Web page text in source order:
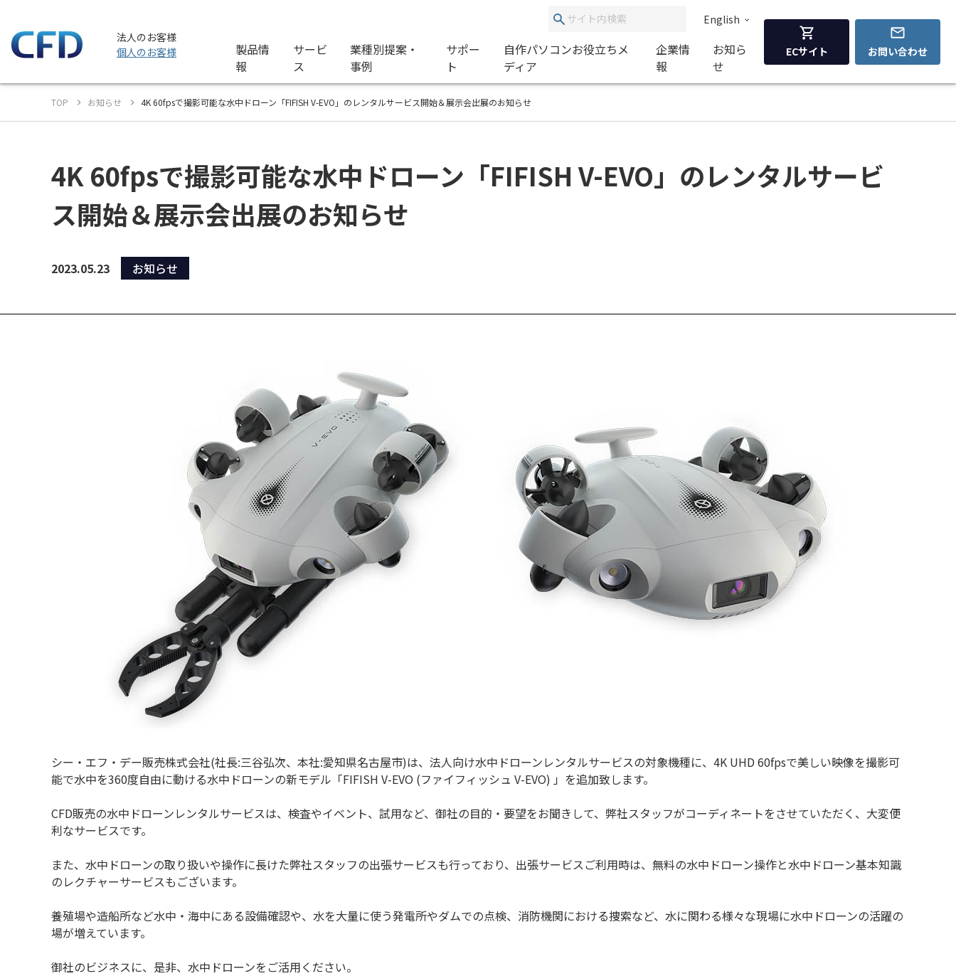
法人のお客様
個人のお客様
English
製品情
報
サービ
ス
業種別提案・
事例
サポー
ト
自作パソコンお役立ちメ
ディア
企業情
報
お知ら
せ
ECサイト お問い合わせ
TOP お知らせ 4K 60fpsで撮影可能な水中ドローン「FIFISH V-EVO」のレンタルサービス開始＆展示会出展のお知らせ
4K 60fpsで撮影可能な水中ドローン「FIFISH V-EVO」のレンタルサービ
ス開始＆展示会出展のお知らせ
2023.05.23 お知らせ
シー・エフ・デー販売株式会社(社長:三谷弘次、本社:愛知県名古屋市)は、法人向け水中ドローンレンタルサービスの対象機種に、4K UHD 60fpsで美しい映像を撮影可
能で水中を360度自由に動ける水中ドローンの新モデル「FIFISH V-EVO (ファイフィッシュ V-EVO) 」を追加致します。
CFD販売の水中ドローンレンタルサービスは、検査やイベント、試用など、御社の目的・要望をお聞きして、弊社スタッフがコーディネートをさせていただく、大変便
利なサービスです。
また、水中ドローンの取り扱いや操作に長けた弊社スタッフの出張サービスも行っており、出張サービスご利用時は、無料の水中ドローン操作と水中ドローン基本知識
のレクチャーサービスもございます。
養殖場や造船所など水中・海中にある設備確認や、水を大量に使う発電所やダムでの点検、消防機関における捜索など、水に関わる様々な現場に水中ドローンの活躍の
場が増えています。
御社のビジネスに、是非、水中ドローンをご活用ください。